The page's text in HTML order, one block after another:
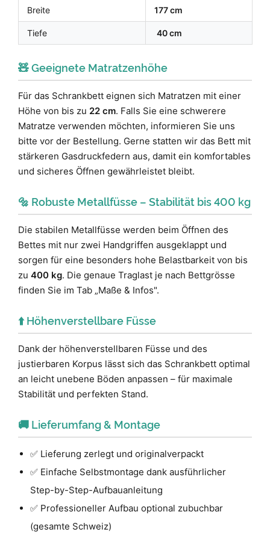
Breite 177 cm
Tiefe 40 cm
🧸 Geeignete Matratzenhöhe
Für das Schrankbett eignen sich Matratzen mit einer
Höhe von bis zu 22 cm. Falls Sie eine schwerere
Matratze verwenden möchten, informieren Sie uns
bitte vor der Bestellung. Gerne statten wir das Bett mit
stärkeren Gasdruckfedern aus, damit ein komfortables
und sicheres Öffnen gewährleistet bleibt.
🔩 Robuste Metallfüsse – Stabilität bis 400 kg
Die stabilen Metallfüsse werden beim Öffnen des
Bettes mit nur zwei Handgriffen ausgeklappt und
sorgen für eine besonders hohe Belastbarkeit von bis
zu 400 kg. Die genaue Traglast je nach Bettgrösse
finden Sie im Tab „Maße & Infos".
⬆️ Höhenverstellbare Füsse
Dank der höhenverstellbaren Füsse und des
justierbaren Korpus lässt sich das Schrankbett optimal
an leicht unebene Böden anpassen – für maximale
Stabilität und perfekten Stand.
🚚 Lieferumfang & Montage
✅ Lieferung zerlegt und originalverpackt
✅ Einfache Selbstmontage dank ausführlicher
Step-by-Step-Aufbauanleitung
✅ Professioneller Aufbau optional zubuchbar
(gesamte Schweiz)